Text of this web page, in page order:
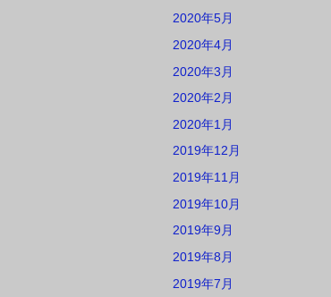
2020年5月
2020年4月
2020年3月
2020年2月
2020年1月
2019年12月
2019年11月
2019年10月
2019年9月
2019年8月
2019年7月